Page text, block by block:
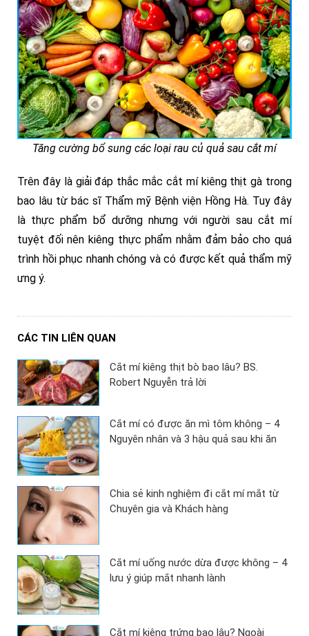
Tăng cường bổ sung các loại rau củ quả sau cắt mí
Trên đây là giải đáp thắc mắc cắt mí kiêng thịt gà trong
bao lâu từ bác sĩ Thẩm mỹ Bệnh viện Hồng Hà. Tuy đây
là thực phẩm bổ dưỡng nhưng với người sau cắt mí
tuyệt đối nên kiêng thực phẩm nhằm đảm bảo cho quá
trình hồi phục nhanh chóng và có được kết quả thẩm mỹ
ưng ý.
CÁC TIN LIÊN QUAN
Cắt mí kiêng thịt bò bao lâu? BS.
Robert Nguyễn trả lời
Cắt mí có được ăn mì tôm không – 4
Nguyên nhân và 3 hậu quả sau khi ăn
Chia sẻ kinh nghiệm đi cắt mí mắt từ
Chuyên gia và Khách hàng
Cắt mí uống nước dừa được không – 4
lưu ý giúp mắt nhanh lành
Cắt mí kiêng trứng bao lâu? Ngoài